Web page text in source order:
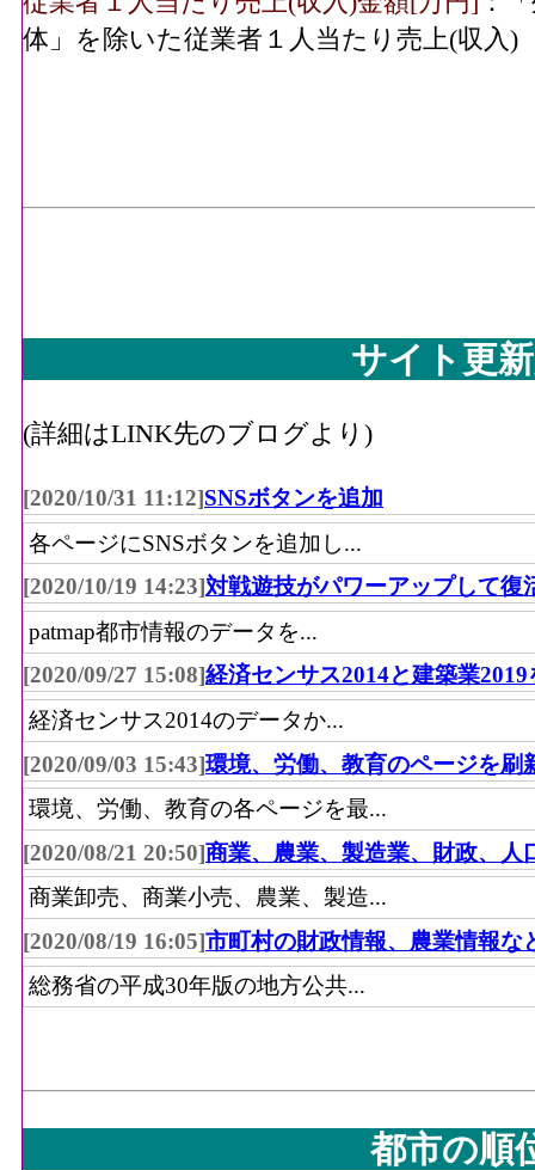
体」を除いた従業者１人当たり売上(収入)
サイト更
(詳細はLINK先のブログより)
[2020/10/31 11:12]SNSボタンを追加
各ページにSNSボタンを追加し...
[2020/10/19 14:23]対戦遊技がパワーアップして復
patmap都市情報のデータを...
[2020/09/27 15:08]経済センサス2014と建築業2019
経済センサス2014のデータか...
[2020/09/03 15:43]環境、労働、教育のページを刷
環境、労働、教育の各ページを最...
[2020/08/21 20:50]商業、農業、製造業、財政、人
商業卸売、商業小売、農業、製造...
[2020/08/19 16:05]市町村の財政情報、農業情報な
総務省の平成30年版の地方公共...
都市の順